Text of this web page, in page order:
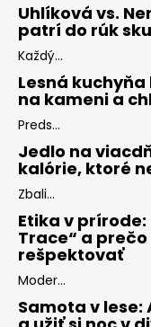
Uhlíková vs.
patrí do rúk
Každý...
Lesná
na kameni a
Preds...
Jedlo na
kalórie, ktoré
Zbali...
Etika v prírode:
Trace“ a
rešpektovať
Moder...
Samota v